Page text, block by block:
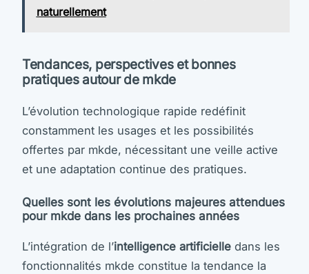
naturellement
Tendances, perspectives et bonnes
pratiques autour de mkde
L’évolution technologique rapide redéfinit
constamment les usages et les possibilités
offertes par mkde, nécessitant une veille active
et une adaptation continue des pratiques.
Quelles sont les évolutions majeures attendues
pour mkde dans les prochaines années
L’intégration de l’intelligence artificielle dans les
fonctionnalités mkde constitue la tendance la